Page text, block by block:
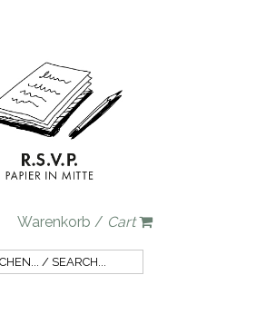
Warenkorb / Cart